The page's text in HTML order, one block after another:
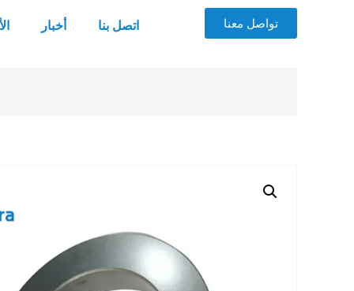
أخبار اتصل بنا تواصل معنا